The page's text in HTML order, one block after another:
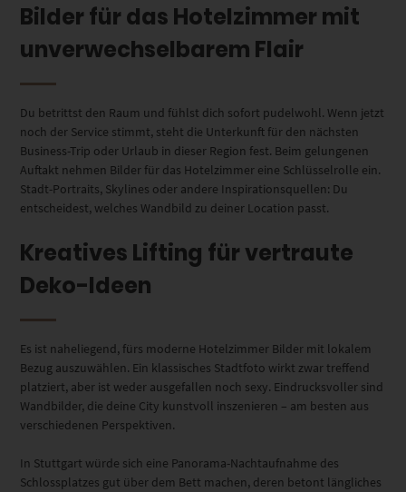
Bilder für das Hotelzimmer mit
unverwechselbarem Flair
Du betrittst den Raum und fühlst dich sofort pudelwohl. Wenn jetzt
noch der Service stimmt, steht die Unterkunft für den nächsten
Business-Trip oder Urlaub in dieser Region fest. Beim gelungenen
Auftakt nehmen Bilder für das Hotelzimmer eine Schlüsselrolle ein.
Stadt-Portraits, Skylines oder andere Inspirationsquellen: Du
entscheidest, welches Wandbild zu deiner Location passt.
Kreatives Lifting für vertraute
Deko-Ideen
Es ist naheliegend, fürs moderne Hotelzimmer Bilder mit lokalem
Bezug auszuwählen. Ein klassisches Stadtfoto wirkt zwar treffend
platziert, aber ist weder ausgefallen noch sexy. Eindrucksvoller sind
Wandbilder, die deine City kunstvoll inszenieren – am besten aus
verschiedenen Perspektiven.
In Stuttgart würde sich eine Panorama-Nachtaufnahme des
Schlossplatzes gut über dem Bett machen, deren betont längliches